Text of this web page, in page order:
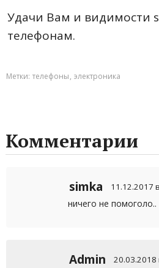
Удачи Вам и видимости
телефонам.
Метки: телефоны, электроника
Комментарии
simka 11.12.2017
ничего не помоголо..
Admin 20.03.2018